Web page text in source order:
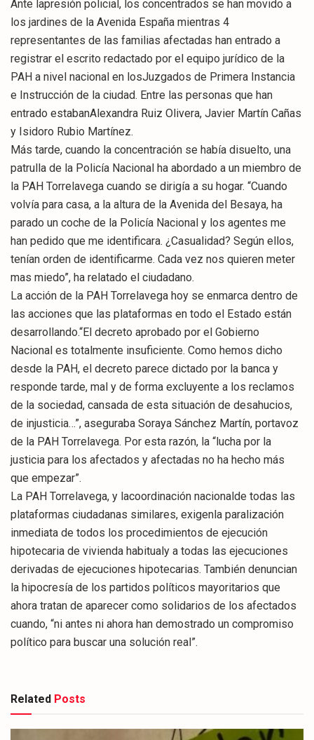
Ante lapresión policial, los concentrados se han movido a
los jardines de la Avenida España mientras 4
representantes de las familias afectadas han entrado a
registrar el escrito redactado por el equipo jurídico de la
PAH a nivel nacional en losJuzgados de Primera Instancia
e Instrucción de la ciudad. Entre las personas que han
entrado estabanAlexandra Ruiz Olivera, Javier Martín Cañas
y Isidoro Rubio Martínez.
Más tarde, cuando la concentración se había disuelto, una
patrulla de la Policía Nacional ha abordado a un miembro de
la PAH Torrelavega cuando se dirigía a su hogar. “Cuando
volvía para casa, a la altura de la Avenida del Besaya, ha
parado un coche de la Policía Nacional y los agentes me
han pedido que me identificara. ¿Casualidad? Según ellos,
tenían orden de identificarme. Cada vez nos quieren meter
mas miedo”, ha relatado el ciudadano.
La acción de la PAH Torrelavega hoy se enmarca dentro de
las acciones que las plataformas en todo el Estado están
desarrollando.“El decreto aprobado por el Gobierno
Nacional es totalmente insuficiente. Como hemos dicho
desde la PAH, el decreto parece dictado por la banca y
responde tarde, mal y de forma excluyente a los reclamos
de la sociedad, cansada de esta situación de desahucios,
de injusticia…”, aseguraba Soraya Sánchez Martín, portavoz
de la PAH Torrelavega. Por esta razón, la “lucha por la
justicia para los afectados y afectadas no ha hecho más
que empezar”.
La PAH Torrelavega, y lacoordinación nacionalde todas las
plataformas ciudadanas similares, exigenla paralización
inmediata de todos los procedimientos de ejecución
hipotecaria de vivienda habitualy a todas las ejecuciones
derivadas de ejecuciones hipotecarias. También denuncian
la hipocresía de los partidos políticos mayoritarios que
ahora tratan de aparecer como solidarios de los afectados
cuando, “ni antes ni ahora han demostrado un compromiso
político para buscar una solución real”.
Related Posts